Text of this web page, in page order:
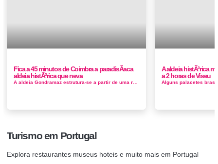
Fica a 45 minutos de Coimbra a paradisÃ­aca
aldeia histÃ³rica que neva
A aldeia histÃ³rica
a 2 horas de Viseu
Turismo em Portugal
Explora restaurantes museus hoteis e muito mais em Portugal